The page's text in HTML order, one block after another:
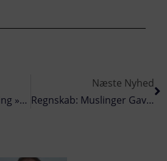
Den Norske Nybygning »Hardhaus« Med Innovativ Energiløsning
Næste Nyhed
Regnskab: Muslinger Gav Godt Resultat I Nykøbing Mors